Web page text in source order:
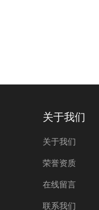
关于我们
关于我们
荣誉资质
在线留言
联系我们